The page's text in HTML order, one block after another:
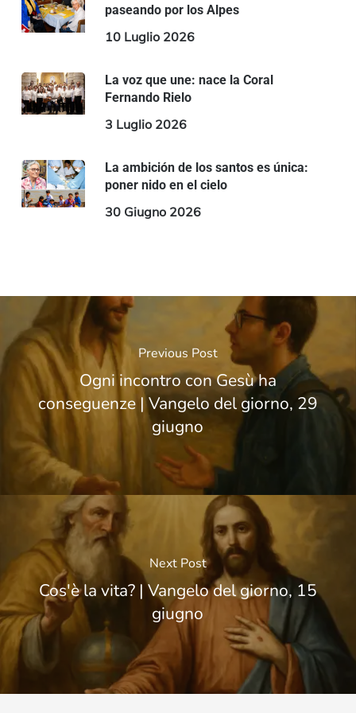
paseando por los Alpes
10 Luglio 2026
La voz que une: nace la Coral
Fernando Rielo
3 Luglio 2026
La ambición de los santos es única:
poner nido en el cielo
30 Giugno 2026
Previous Post
Ogni incontro con Gesù ha
conseguenze | Vangelo del giorno, 29
giugno
Next Post
Cos'è la vita? | Vangelo del giorno, 15
giugno